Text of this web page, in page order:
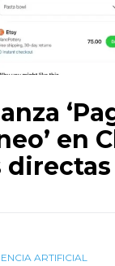
en
ARTIFICIAL